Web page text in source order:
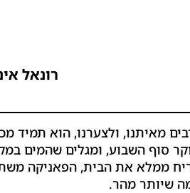
רונאל
מאיתנו, ולצערנו, הוא תמיד
סוף השבוע, ומגלים שהמים
ממלא את הבית, הפאניקה
שיותר מהר.